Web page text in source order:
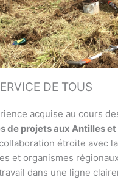
DE TOUS
acquise au cours
de projets aux Antilles et
étroite avec
et organismes
dans une ligne